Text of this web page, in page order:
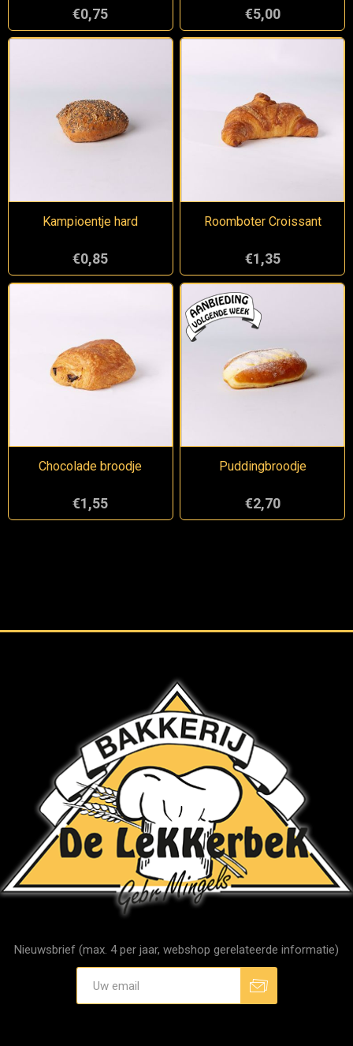
€0,75 €5,00
Kampioentje hard
€0,85
Roomboter Croissant
€1,35
Chocolade broodje
€1,55
Puddingbroodje
€2,70
Nieuwsbrief (max. 4 per jaar, webshop gerelateerde informatie)